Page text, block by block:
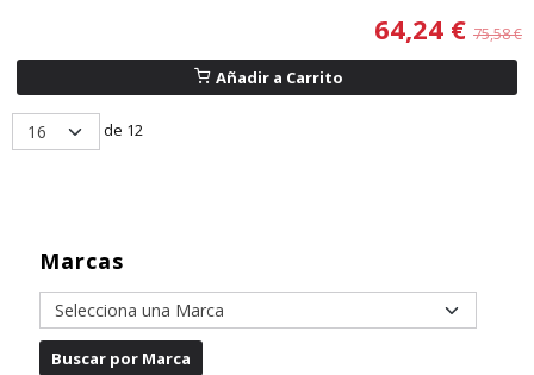
Marcas
64,24 € 75,58 €
Añadir a Carrito
de 12